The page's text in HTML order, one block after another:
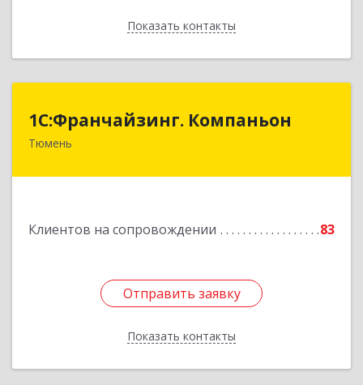
Показать контакты
Назад
1С:Франчайзинг. Компаньон
Тюмень
Клиентов на сопровождении 83
Отправить заявку
Показать контакты
1С:Франчайзинг. Компаньон
Отправить заявку
Назад